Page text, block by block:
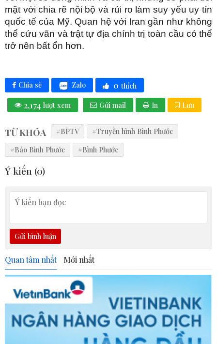
mặt với chia rẽ nội bộ và rủi ro làm suy yếu uy tín
quốc tế của Mỹ. Quan hệ với Iran gần như không
thể cứu vãn và trật tự địa chính trị toàn cầu có thể
trở nên bất ổn hơn.
Chia sẻ Zalo 0 thích
2,174 lượt xem Gửi mail In Lưu
TỪ KHÓA #BPTV
#Truyền hình Bình Phước
#Báo Bình Phước
#Bình Phước
Ý kiến (0)
Gửi bình luận
Quan tâm nhất Mới nhất